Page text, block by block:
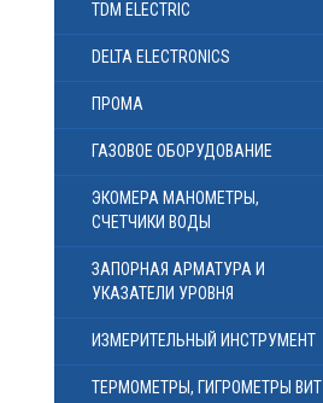
TDM ELECTRIC
DELTA ELECTRONICS
ПРОМА
ГАЗОВОЕ ОБОРУДОВАНИЕ
ЭКОМЕРА МАНОМЕТРЫ,
СЧЕТЧИКИ ВОДЫ
ЗАПОРНАЯ АРМАТУРА И
УКАЗАТЕЛИ УРОВНЯ
ИЗМЕРИТЕЛЬНЫЙ ИНСТРУМЕНТ
ТЕРМОМЕТРЫ, ГИГРОМЕТРЫ ВИТ